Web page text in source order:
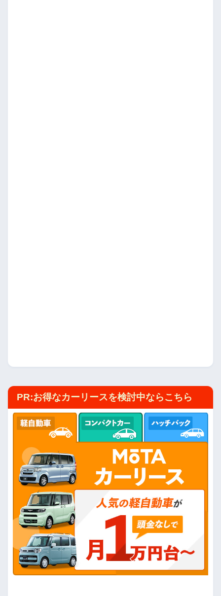
PR:お得なカーリースを検討中ならこちら